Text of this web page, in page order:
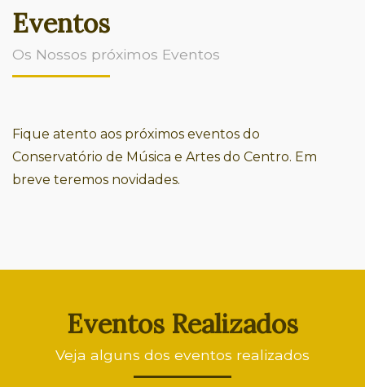
Eventos
Os Nossos próximos Eventos
Fique atento aos próximos eventos do
Conservatório de Música e Artes do Centro. Em
breve teremos novidades.
Eventos Realizados
Veja alguns dos eventos realizados